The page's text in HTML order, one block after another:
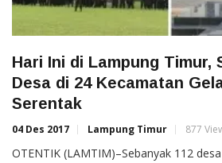
Hari Ini di Lampung Timur,
Desa di 24 Kecamatan
Serentak
04 Des 2017 Lampung Timur 877
OTENTIK (LAMTIM)–Sebanyak 112